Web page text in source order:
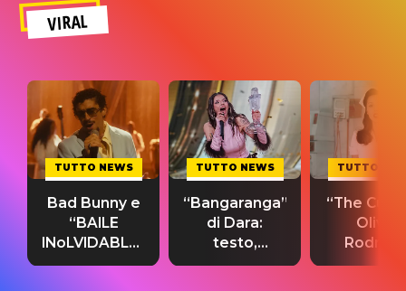
VIRAL
TUTTO NEWS
Bad Bunny e
“BAILE
INoLVIDABLE”:
testo,
TUTTO NEWS
“Bangaranga”
di Dara:
testo,
traduzione e
TUTTO
“The
Olivia
testo,